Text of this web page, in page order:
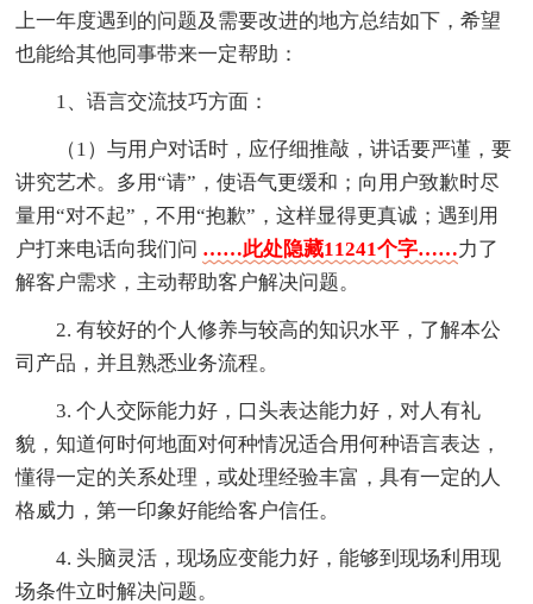
上一年度遇到的问题及需要改进的地方总结如下，希望
也能给其他同事带来一定帮助：
1、语言交流技巧方面：
（1）与用户对话时，应仔细推敲，讲话要严谨，要
讲究艺术。多用“请”，使语气更缓和；向用户致歉时尽
量用“对不起”，不用“抱歉”，这样显得更真诚；遇到用
户打来电话向我们问 ……此处隐藏11241个字……力了
解客户需求，主动帮助客户解决问题。
2. 有较好的个人修养与较高的知识水平，了解本公
司产品，并且熟悉业务流程。
3. 个人交际能力好，口头表达能力好，对人有礼
貌，知道何时何地面对何种情况适合用何种语言表达，
懂得一定的关系处理，或处理经验丰富，具有一定的人
格威力，第一印象好能给客户信任。
4. 头脑灵活，现场应变能力好，能够到现场利用现
场条件立时解决问题。